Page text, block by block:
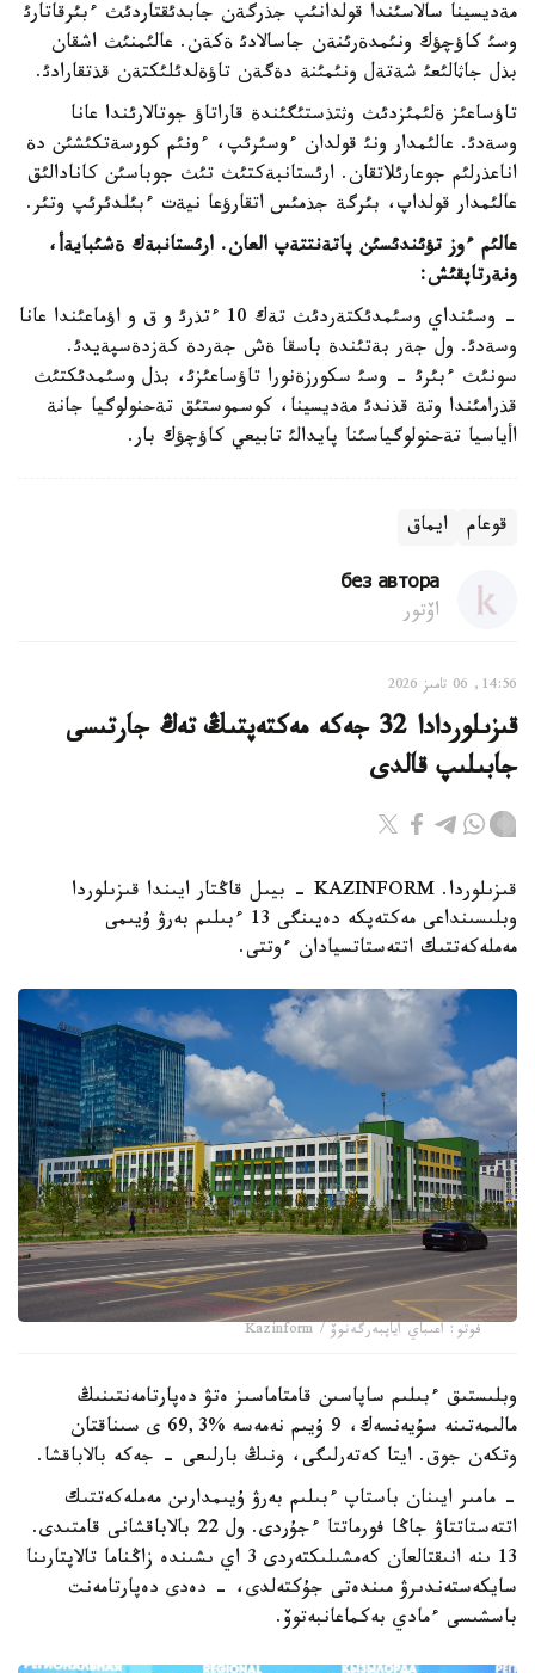
مةديسينا سالاسئندا قولدانئپ جذرگةن جابدئقتاردئث ءبئرقاتارئ
وسئ كاؤچؤك ونئمدةرئنةن جاسالادئ ةكةن. عالئمنئث اشقان
بذل جاثالئعئ شةتةل ونئمئنة دةگةن تاؤةلدئلئكتةن قذتقارادئ.
تاؤساعئز ةلئمئزدئث وثتذستئگئندة قاراتاؤ جوتالارئندا عانا
وسةدئ. عالئمدار ونئ قولدان ءوسئرئپ، ءونئم كورسةتكئشئن دة
اناعذرلئم جوعارئلاتقان. ارئستانبةكتئث تئث جوباسئن كانادالئق
عالئمدار قولداپ، بئرگة جذمئس اتقارؤعا نيةت ءبئلدئرئپ وتئر.
عالئم ءوز تؤئندئسئن پاتةنتتةپ العان. ارئستانبةك ةشئبايةأ،
ونةرتاپقئش:
- وسئنداي وسئمدئكتةردئث تةك 10 ءتذرئ و ق و اؤماعئندا عانا
وسةدئ. ول جةر بةتئندة باسقا ةش جةردة كةزدةسپةيدئ.
سونئث ءبئرئ - وسئ سكورزةنورا تاؤساعئزئ، بذل وسئمدئكتئث
قذرامئندا وتة قذندئ مةديسينا، كوسموستئق تةحنولوگيا جانة
اأياسيا تةحنولوگياسئنا پايدالئ تابيعي كاؤچؤك بار.
قوعام ايماق
без автора
اۆتور
14:56, 06 تامىز 2026
قىزىلوردادا 32 جەكە مەكتەپتىڭ تەڭ جارتىسى
جابىلىپ قالدى
قىزىلوردا. KAZINFORM - بيىل قاڭتار ايىندا قىزىلوردا
وبلىسىنداعى مەكتەپكە دەيىنگى 13 ءبىلىم بەرۋ ۇيىمى
مەملەكەتتىك اتتەستاتسيادان ءوتتى.
فوتو: اعىباي اياپبەرگەنوۆ / Kazinform
وبلىستىق ءبىلىم ساپاسىن قامتاماسىز ەتۋ دەپارتامەنتىنىڭ
مالىمەتىنە سۇيەنسەك، 9 ۇيىم نەمەسە %69,3 ى سىناقتان
وتكەن جوق. ايتا كەتەرلىگى، ونىڭ بارلىعى - جەكە بالاباقشا.
- مامىر ايىنان باستاپ ءبىلىم بەرۋ ۇيىمدارىن مەملەكەتتىك
اتتەستاتتاۋ جاڭا فورماتتا ءجۇردى. ول 22 بالاباقشانى قامتىدى.
13 ىنە انىقتالعان كەمشىلىكتەردى 3 اي ىشىندە زاڭناما تالاپتارىنا
سايكەستەندىرۋ مىندەتى جۇكتەلدى، - دەدى دەپارتامەنت
باسشىسى ءمادي بەكماعانبەتوۆ.